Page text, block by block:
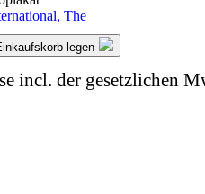
legen
incl. der gesetzlichen